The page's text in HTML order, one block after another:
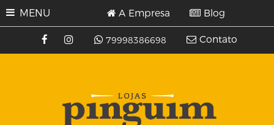
MENU
79998386698
A Empresa Blog
Contato